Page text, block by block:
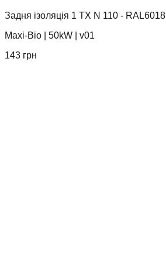
Задня ізоляція 1 TX N 110 - RAL6018
Maxi-Bio
50kW
v01
143 грн